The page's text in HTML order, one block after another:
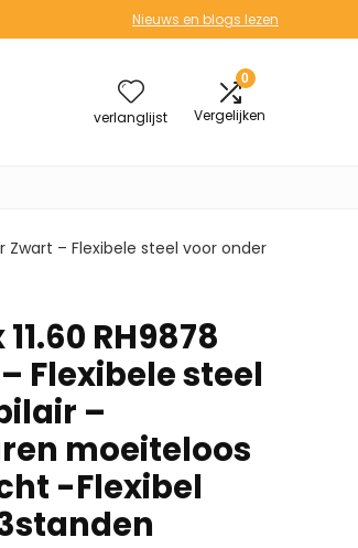
Nieuws en blogs lezen
verlanglijst
0
Vergelijken
Zwart – Flexibele steel voor onder
RH9878
Flexibele steel
–
moeiteloos
-Flexibel